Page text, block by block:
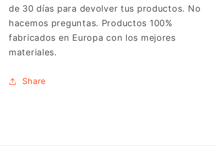
de 30 días para devolver tus productos. No
hacemos preguntas. Productos 100%
fabricados en Europa con los mejores
materiales.
Share